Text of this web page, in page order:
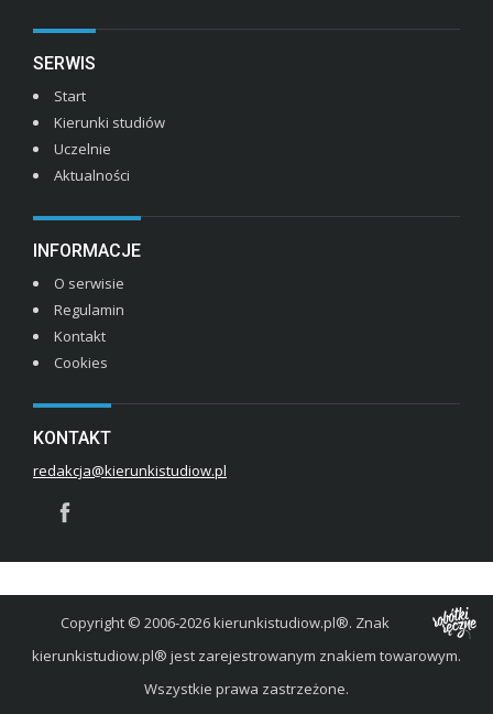
SERWIS
Start
Kierunki studiów
Uczelnie
Aktualności
INFORMACJE
O serwisie
Regulamin
Kontakt
Cookies
KONTAKT
redakcja@kierunkistudiow.pl
Copyright © 2006-2026 kierunkistudiow.pl®. Znak
kierunkistudiow.pl® jest zarejestrowanym znakiem towarowym.
Wszystkie prawa zastrzeżone.